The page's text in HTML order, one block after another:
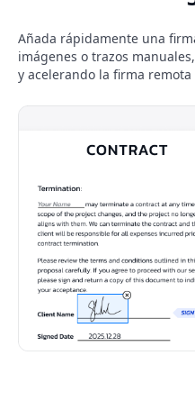
Añada rápidamente una
imágenes o trazos
y acelerando la firma